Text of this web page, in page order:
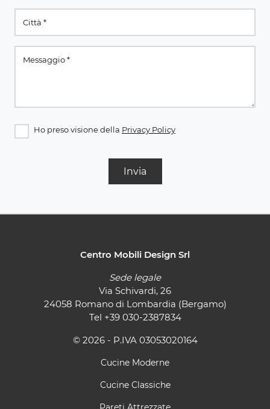
Ho preso visione della Privacy Policy
Invia
Centro Mobili Design Srl
Sede legale
Via Schivardi, 26
24058 Romano di Lombardia (Bergamo)
Tel +39 030-2387834
© 2026 - P.IVA 03053020164
Cucine Moderne
Cucine Classiche